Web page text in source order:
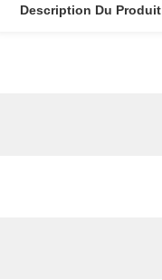
Description Du Produit